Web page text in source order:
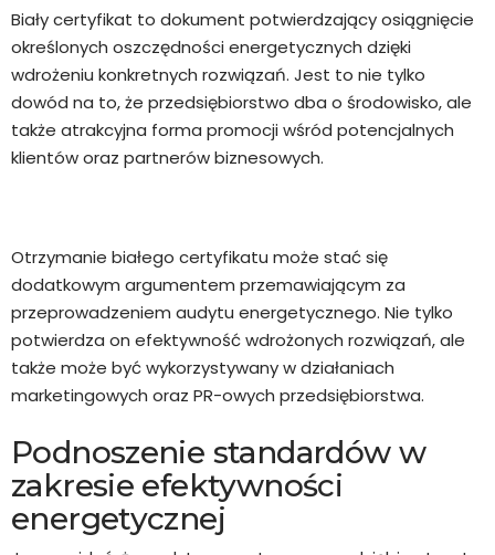
Biały certyfikat to dokument potwierdzający osiągnięcie
określonych oszczędności energetycznych dzięki
wdrożeniu konkretnych rozwiązań. Jest to nie tylko
dowód na to, że przedsiębiorstwo dba o środowisko, ale
także atrakcyjna forma promocji wśród potencjalnych
klientów oraz partnerów biznesowych.
Otrzymanie białego certyfikatu może stać się
dodatkowym argumentem przemawiającym za
przeprowadzeniem audytu energetycznego. Nie tylko
potwierdza on efektywność wdrożonych rozwiązań, ale
także może być wykorzystywany w działaniach
marketingowych oraz PR-owych przedsiębiorstwa.
Podnoszenie standardów w
zakresie efektywności
energetycznej